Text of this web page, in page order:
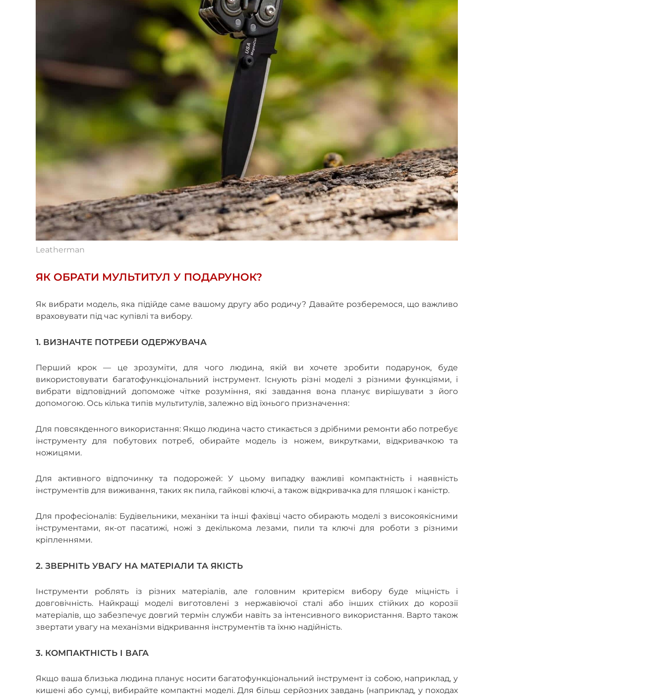
Leatherman
ЯК ОБРАТИ МУЛЬТИТУЛ У ПОДАРУНОК?
Як вибрати модель, яка підійде саме вашому другу або родичу? Давайте розберемося, що важливо
враховувати під час купівлі та вибору.
1. ВИЗНАЧТЕ ПОТРЕБИ ОДЕРЖУВАЧА
Перший крок —це зрозуміти, для чого людина, якій ви хочете зробити подарунок, буде
використовувати багатофункціональний інструмент. Існують різні моделі з різними функціями, і
вибрати відповідний допоможе чітке розуміння, які завдання вона планує вирішувати з його
допомогою. Ось кілька типів мультитулів, залежно від їхнього призначення:
Для повсякденного використання: Якщо людина часто стикається з дрібними ремонти або потребує
інструменту для побутових потреб, обирайте модель із ножем, викрутками, відкривачкою та
ножицями.
Для активного відпочинку та подорожей: У цьому випадку важливі компактність і наявність
інструментів для виживання, таких як пила, гайкові ключі, а також відкривачка для пляшок і каністр.
Для професіоналів: Будівельники, механіки та інші фахівці часто обирають моделі з високоякісними
інструментами, як-от пасатижі, ножі з декількома лезами, пили та ключі для роботи з різними
кріпленнями.
2. ЗВЕРНІТЬ УВАГУ НА МАТЕРІАЛИ ТА ЯКІСТЬ
Інструменти роблять із різних матеріалів, але головним критерієм вибору буде міцність і
довговічність. Найкращі моделі виготовлені з нержавіючої сталі або інших стійких до корозії
матеріалів, що забезпечує довгий термін служби навіть за інтенсивного використання. Варто також
звертати увагу на механізми відкривання інструментів та їхню надійність.
3. КОМПАКТНІСТЬ І ВАГА
Якщо ваша близька людина планує носити багатофункціональний інструмент із собою, наприклад, у
кишені або сумці, вибирайте компактні моделі. Для більш серйозних завдань (наприклад, у походах